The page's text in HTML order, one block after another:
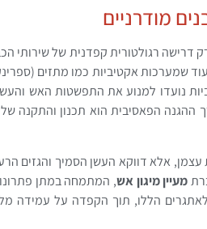
מודרניים
דרישה רגולטורית קפדנית של שירותי
שמערכות אקטיביות כמו מתזים
נועדו למנוע את התפשטות האש
ההגנה הפאסיבית הוא תכנון והתקנה של
אלא דווקא העשן הסמיך והגזים
מעיין מיגון אש, המתמחה במתן
הללו, תוך הקפדה על עמידה